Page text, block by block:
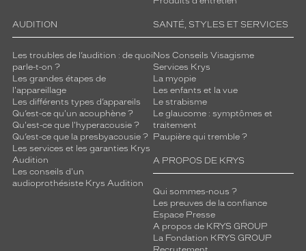
AUDITION
Les troubles de l’audition : de quoi
parle-t-on ?
Les grandes étapes de
l'appareillage
Les différents types d’appareils
Qu’est-ce qu'un acouphène ?
Qu'est-ce que l'hyperacousie ?
Qu’est-ce que la presbyacousie ?
Les services et les garanties Krys
Audition
Les conseils d'un
audioprothésiste Krys Audition
SANTÉ, STYLES ET SERVICES
Nos Conseils Visagisme
Services Krys
La myopie
Les enfants et la vue
Le strabisme
Le glaucome : symptômes et
traitement
Paupière qui tremble ?
A PROPOS DE KRYS
Qui sommes-nous ?
Les preuves de la confiance
Espace Presse
A propos de KRYS GROUP
La Fondation KRYS GROUP